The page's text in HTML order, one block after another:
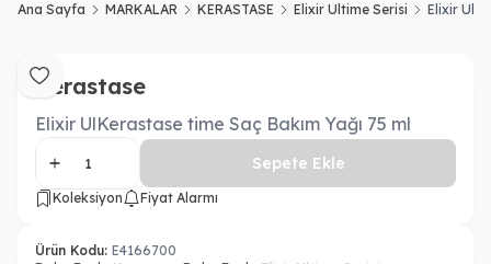
Ana Sayfa MARKALAR KERASTASE Elixir Ultime Serisi Elixir
Favoriye Ekle
Kerastase
Elixir UlKerastase time Saç Bakım Yağı 75 ml
Sepete Ekle
Koleksiyon Fiyat Alarmı
Ürün Kodu: E4166700